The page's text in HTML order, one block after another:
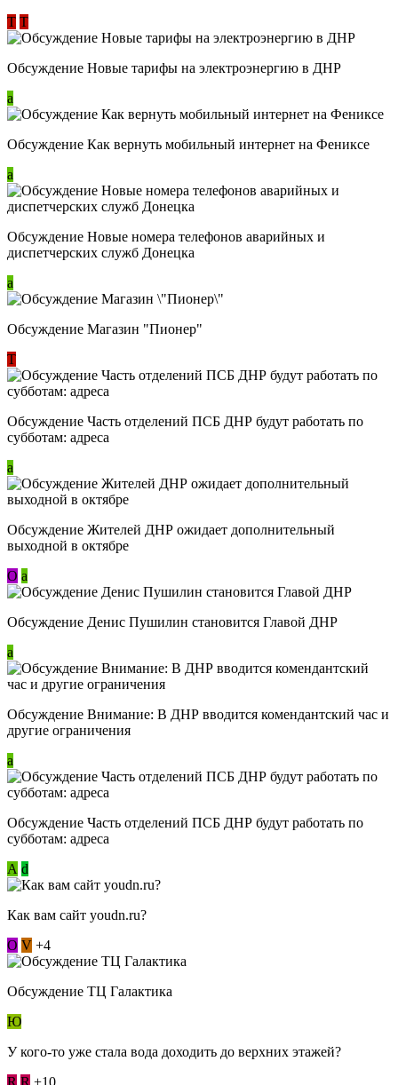
Т Т
Обсуждение Новые тарифы на электроэнергию в ДНР
a
Обсуждение Как вернуть мобильный интернет на Фениксе
a
Обсуждение Новые номера телефонов аварийных и
диспетчерских служб Донецка
a
Обсуждение Магазин "Пионер"
Т
Обсуждение Часть отделений ПСБ ДНР будут работать по
субботам: адреса
a
Обсуждение Жителей ДНР ожидает дополнительный
выходной в октябре
О a
Обсуждение Денис Пушилин становится Главой ДНР
a
Обсуждение Внимание: В ДНР вводится комендантский час и
другие ограничения
a
Обсуждение Часть отделений ПСБ ДНР будут работать по
субботам: адреса
А d
Как вам сайт youdn.ru?
О V +4
Обсуждение ТЦ Галактика
Ю
У кого-то уже стала вода доходить до верхних этажей?
R R +10